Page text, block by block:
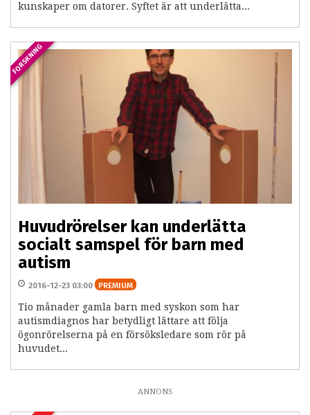
kunskaper om datorer. Syftet är att underlätta...
FORSKNING
Huvudrörelser kan underlätta
socialt samspel för barn med
autism
2016-12-23 03:00 PREMIUM
Tio månader gamla barn med syskon som har
autismdiagnos har betydligt lättare att följa
ögonrörelserna på en försöksledare som rör på
huvudet...
ANNONS